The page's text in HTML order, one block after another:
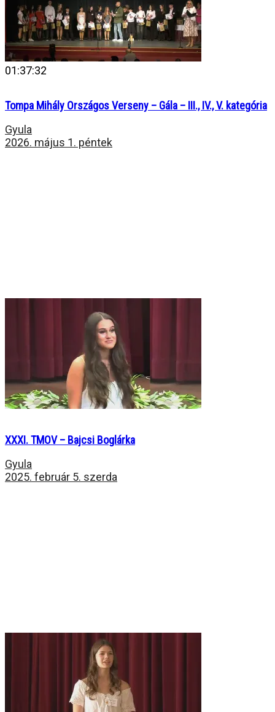
01:37:32
Tompa Mihály Országos Verseny – Gála – III., IV., V. kategória
Gyula
2026. május 1. péntek
XXXI. TMOV – Bajcsi Boglárka
Gyula
2025. február 5. szerda